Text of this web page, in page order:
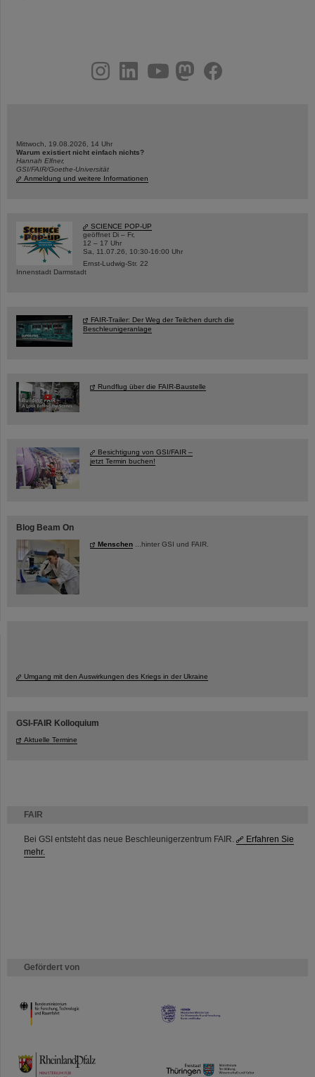
FAIR
Bei GSI entsteht das neue Beschleunigerzentrum FAIR.
Erfahren Sie
mehr.
Gefördert von
HMWK
TMWWDG
youtubehelmholtz.socialfacebook
Mittwoch, 19.08.2026, 14 Uhr
Warum existiert nicht einfach nichts?
Hannah Elfner,
GSI/FAIR/Goethe-Universität
Anmeldung und weitere Informationen
SCIENCE POP-UP
geöffnet Di – Fr,
12 – 17 Uhr
Sa, 11.07.26, 10:30-16:00 Uhr
Ernst-Ludwig-Str. 22
Innenstadt Darmstadt
FAIR-Trailer: Der Weg der Teilchen durch die
Beschleunigeranlage
Rundflug über die FAIR-Baustelle
Besichtigung von GSI/FAIR –
jetzt Termin buchen!
Blog Beam On
Menschen ...hinter GSI und FAIR.
Umgang mit den Auswirkungen des Kriegs in der Ukraine
GSI-FAIR Kolloquium
Aktuelle Termine